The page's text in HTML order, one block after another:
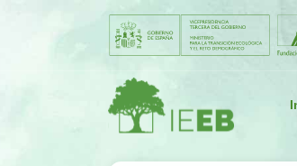
Saltar al contenido